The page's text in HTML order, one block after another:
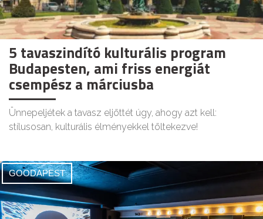
5 tavaszindító kulturális program
Budapesten, ami friss energiát
csempész a márciusba
Ünnepeljétek a tavasz eljöttét úgy, ahogy azt kell:
stílusosan, kulturális élményekkel töltekezve!
GOODAPEST